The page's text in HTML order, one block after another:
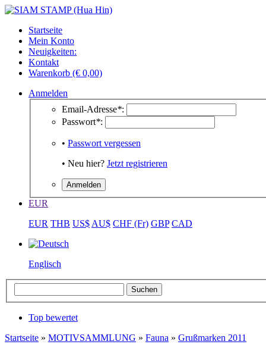
Startseite
Mein Konto
Neuigkeiten:
Kontakt
Warenkorb (€ 0,00)
Anmelden
Email-Adresse*:
Passwort*:
• Passwort vergessen
• Neu hier? Jetzt registrieren
EUR
EUR THB US$ AU$ CHF (Fr) GBP CAD
Englisch
Top bewertet
Startseite » MOTIVSAMMLUNG » Fauna » Grußmarken 2011